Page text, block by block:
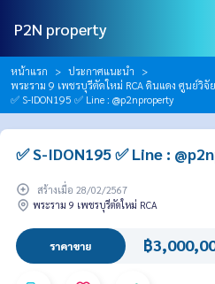
P2N property
หน้าแรก
ประกาศแนะนำ
พระราม 9 เพชรบุรีตัดใหม่ RCA ดินแดง ศูนย์วิจั
✅ S-IDON195 ✅ Line : @p2nproperty
✅ S-IDON195 ✅ Line :
สร้างเมื่อ 28/02/2567
พระราม 9 เพชรบุรีตัดใหม่ RCA
ราคาขาย ฿